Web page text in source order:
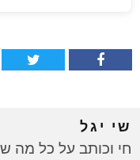
שי יגל
חי וכותב על כל מה